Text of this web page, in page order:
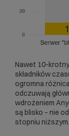
Nawet 10-
składników
ogromna
odczuwają
wdrożeniem
są blisko – nie
stopniu niższym.